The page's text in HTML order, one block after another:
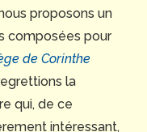
proposons un
composées pour
de Corinthe
la
qui, de ce
intéressant,